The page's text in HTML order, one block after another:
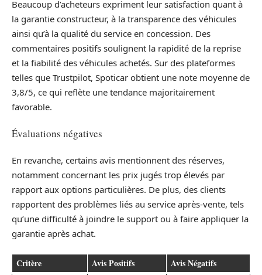
Beaucoup d’acheteurs expriment leur satisfaction quant à
la garantie constructeur, à la transparence des véhicules
ainsi qu’à la qualité du service en concession. Des
commentaires positifs soulignent la rapidité de la reprise
et la fiabilité des véhicules achetés. Sur des plateformes
telles que Trustpilot, Spoticar obtient une note moyenne de
3,8/5, ce qui reflète une tendance majoritairement
favorable.
Évaluations négatives
En revanche, certains avis mentionnent des réserves,
notamment concernant les prix jugés trop élevés par
rapport aux options particulières. De plus, des clients
rapportent des problèmes liés au service après-vente, tels
qu’une difficulté à joindre le support ou à faire appliquer la
garantie après achat.
Critère Avis Positifs Avis Négatifs